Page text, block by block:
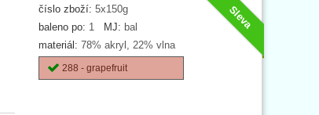
Sleva
číslo zboží: 5x150g
baleno po: 1 MJ: bal
materiál: 78% akryl, 22% vlna
288 - grapefruit